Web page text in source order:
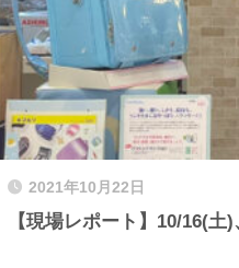
2021年10月22日
【現場レポート】10/16(